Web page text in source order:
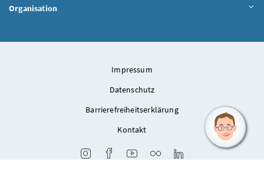
Organisation
Impressum
Datenschutz
Barrierefreiheitserklärung
Kontakt
InstagramFacebookYoutubeFlickr